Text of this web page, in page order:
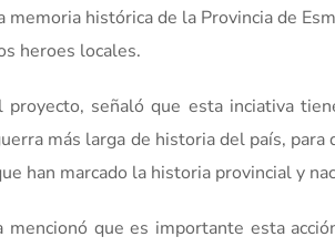
histórica de la Provincia de
heroes locales.
señaló que esta inciativa
más larga de historia del país, para
han marcado la historia provincial y
que es importante esta